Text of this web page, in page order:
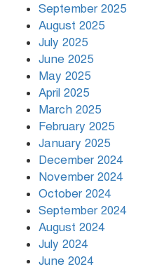
September 2025
August 2025
July 2025
June 2025
May 2025
April 2025
March 2025
February 2025
January 2025
December 2024
November 2024
October 2024
September 2024
August 2024
July 2024
June 2024